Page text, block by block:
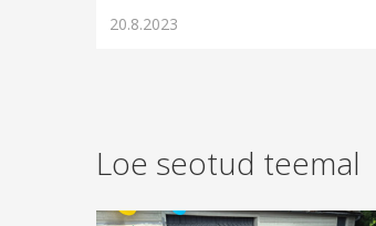
20.8.2023
Loe seotud teemal